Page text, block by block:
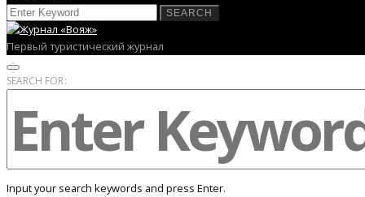
SEARCH
Первый туристический журнал
SEARCH FOR:
Input your search keywords and press Enter.